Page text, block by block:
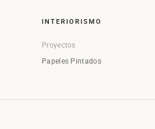
INTERIORISMO
Proyectos
Papeles Pintados